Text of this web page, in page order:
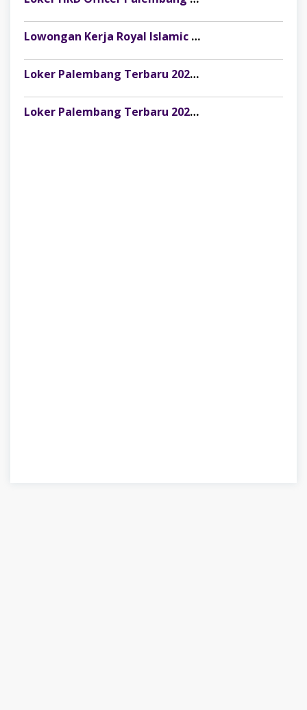
Lowongan Kerja Royal Islamic School Palembang: Staff Keuangan & Front Office
Loker Palembang Terbaru 2026 Customer Service Marketing Klinik Rumah Cantik
Loker Palembang Terbaru 2026 Captain / Supervisor Resto Pempek Mama Musi